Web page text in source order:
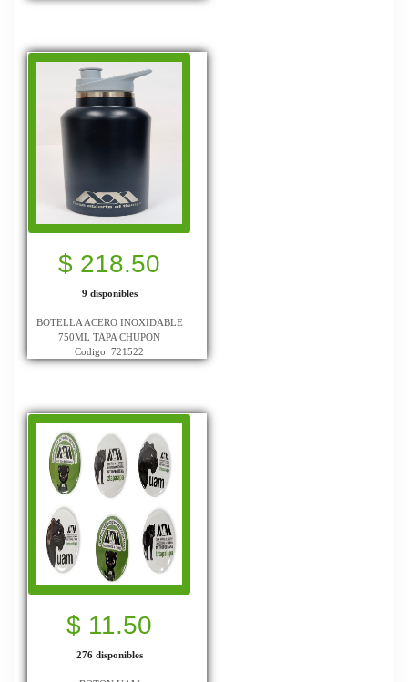
$ 218.50
9 disponibles
BOTELLA ACERO INOXIDABLE
750ML TAPA CHUPON
Codigo: 721522
$ 11.50
276 disponibles